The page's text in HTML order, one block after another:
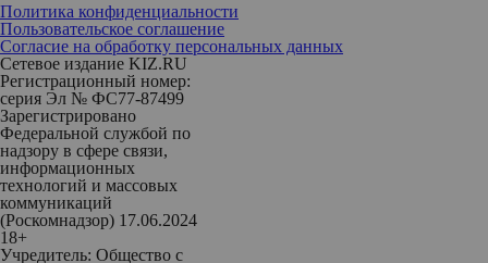
Политика конфиденциальности
Пользовательское соглашение
Согласие на обработку персональных данных
Сетевое издание KIZ.RU
Регистрационный номер:
серия Эл № ФС77-87499
Зарегистрировано
Федеральной службой по
надзору в сфере связи,
информационных
технологий и массовых
коммуникаций
(Роскомнадзор) 17.06.2024
18+
Учредитель: Общество с